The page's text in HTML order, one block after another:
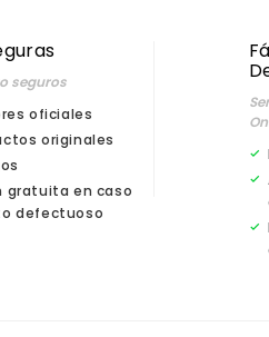
seguros
oficiales
originales
gratuita en caso
defectuoso